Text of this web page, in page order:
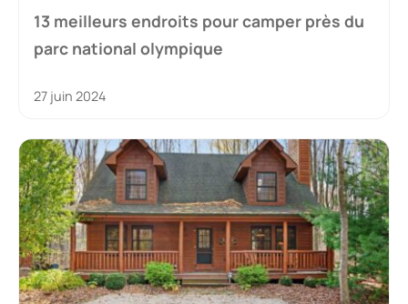
13 meilleurs endroits pour camper près du
parc national olympique
27 juin 2024